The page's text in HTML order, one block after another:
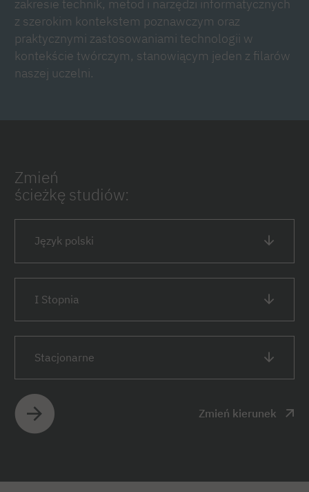
zakresie technik, metod i narzędzi informatycznych
z szerokim kontekstem poznawczym oraz
praktycznymi zastosowaniami technologii w
kontekście twórczym, stanowiącym jeden z filarów
naszej uczelni.
Zmień
ścieżkę studiów:
Język polski
I Stopnia
Stacjonarne
Zmień kierunek